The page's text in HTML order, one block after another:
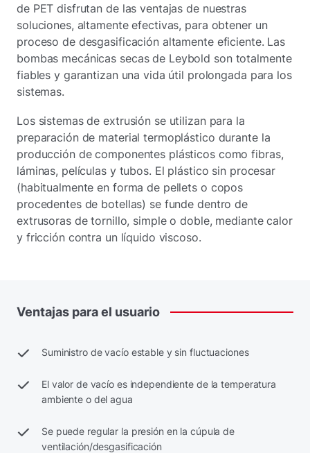
de PET disfrutan de las ventajas de nuestras
soluciones, altamente efectivas, para obtener un
proceso de desgasificación altamente eficiente. Las
bombas mecánicas secas de Leybold son totalmente
fiables y garantizan una vida útil prolongada para los
sistemas.
Los sistemas de extrusión se utilizan para la
preparación de material termoplástico durante la
producción de componentes plásticos como fibras,
láminas, películas y tubos. El plástico sin procesar
(habitualmente en forma de pellets o copos
procedentes de botellas) se funde dentro de
extrusoras de tornillo, simple o doble, mediante calor
y fricción contra un líquido viscoso.
Ventajas parael usuario
Suministro de vacío estable y sin fluctuaciones
El valor de vacío es independiente de la temperatura
ambiente o del agua
Se puede regular la presión en la cúpula de
ventilación/desgasificación